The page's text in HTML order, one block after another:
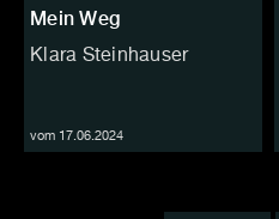
Mein Weg
Klara Steinhauser
vom 17.06.2024